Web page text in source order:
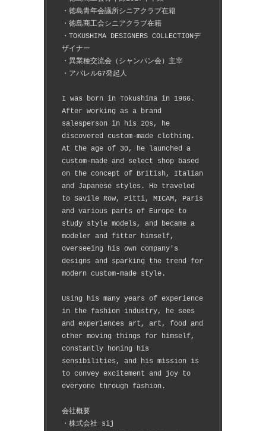
・徳島青年会議所シニアクラブ在籍
・徳島商工会シニアクラブ在籍
・TOKUSHIMA DESIGNERS COLLECTIONデ
ザイナー
・異業種交流会（シャンパン会）主宰
・アパレルG7発起人
I was born in Tokushima in 1966.
After working as a brand
salesperson in his 20s, he
discovered custom-made clothing.
At the age of 30, he launched a
custom-made and select shop based
on the concept of British, Italian
and Japanese styles. He traveled
to Savile Row, Pitti, MICAM, Paris
and various parts of Europe to
study style models, and became a
modeler and fitter himself,
overseeing his own company's
designs and sparking the trend for
modern custom-made style.
Using his many years of experience
in the fashion industry, he sees
and experiences art, art, food and
other moving things for himself,
constantly honing his
sensibilities, and his mission is
to convey excitement and joy to
everyone through fashion.
会社概要
・株式会社 sij